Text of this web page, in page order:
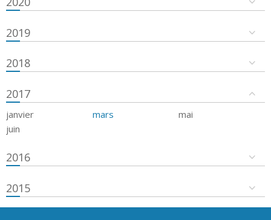
2019
2018
2017
janvier mars
mai
juin
2016
2015